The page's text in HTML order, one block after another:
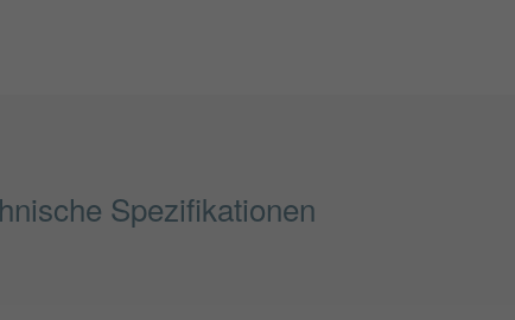
Spezifikationen